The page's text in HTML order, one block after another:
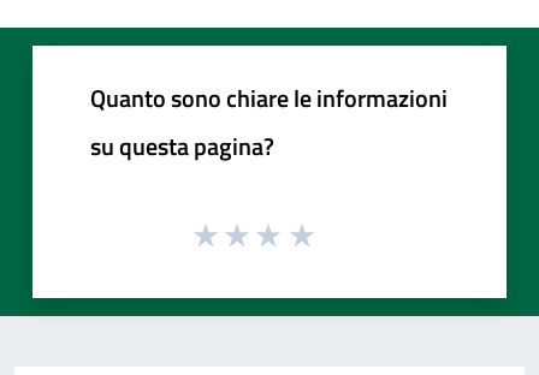
Quanto sono chiare le informazioni
su questa pagina?